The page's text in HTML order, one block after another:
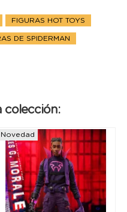
con un patrón punk,
de viaje
accesorios web, un
art y una base de
FIGURAS HOT TOYS
DE SPIDERMAN
colección:
Novedad